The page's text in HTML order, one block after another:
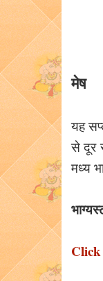
मेष
यह
से दूर
मध्य